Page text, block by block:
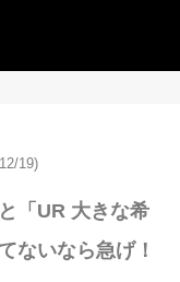
19)
「UR 大きな希
ないなら急げ！